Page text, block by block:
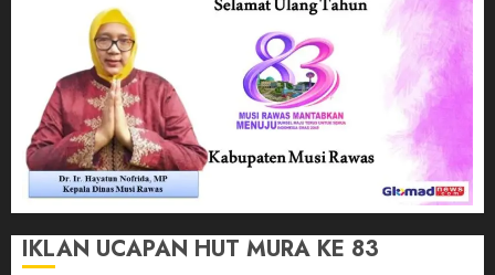
IKLAN UCAPAN HUT MURA KE 83